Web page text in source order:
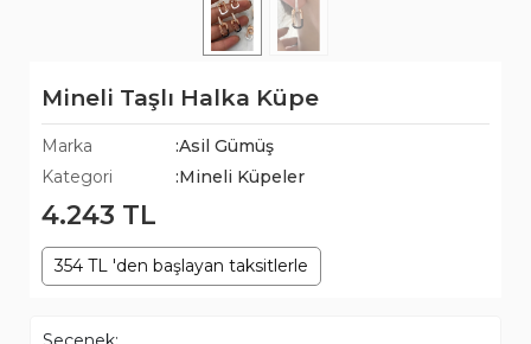
Mineli Taşlı Halka Küpe
Marka
:Asil Gümüş
Kategori
:Mineli Küpeler
4.243 TL
354 TL 'den başlayan taksitlerle